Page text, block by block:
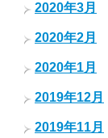
2020年3月
2020年2月
2020年1月
2019年12月
2019年11月